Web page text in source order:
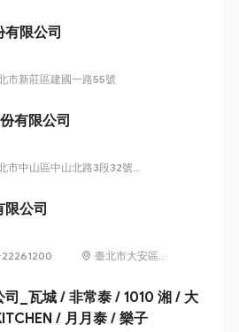
有限公司
市新莊區建國一路55號
有限公司
市中山區中山北路3段32號6
限公司
臺北市大安區信
至4樓、194號1
至4樓
_瓦城 / 非常泰 / 1010 湘 / 大
/ 月月泰 / 樂子